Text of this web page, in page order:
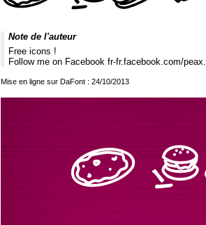
Note de l'auteur
Free icons !
Follow me on Facebook fr-fr.facebook.com/
Mise en ligne sur DaFont : 24/10/2013